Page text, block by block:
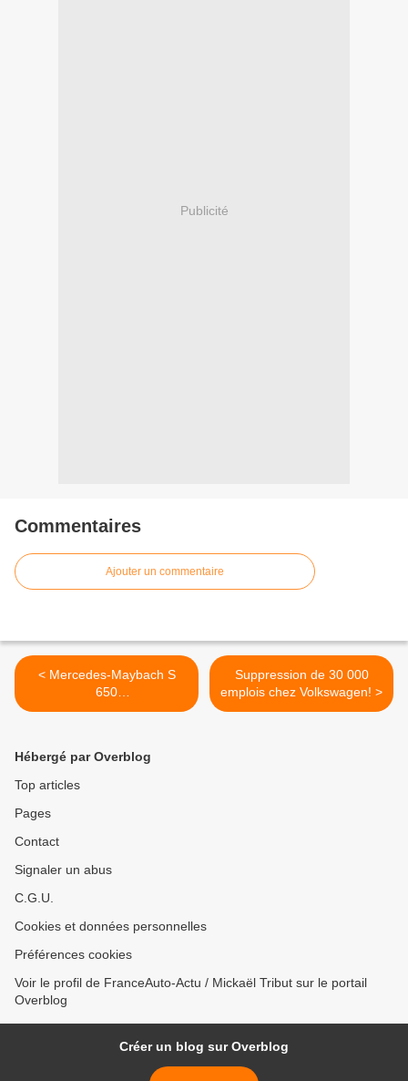
Publicité
Commentaires
Ajouter un commentaire
< Mercedes-Maybach S
650
cabriolet...impressionnante!
Suppression de 30 000
emplois chez Volkswagen! >
Hébergé par Overblog
Top articles
Pages
Contact
Signaler un abus
C.G.U.
Cookies et données personnelles
Préférences cookies
Voir le profil de FranceAuto-Actu / Mickaël Tribut sur le portail
Overblog
Créer un blog sur Overblog